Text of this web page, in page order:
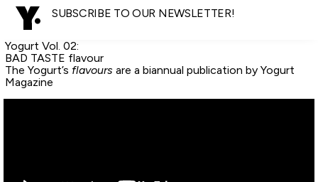
SUBSCRIBE TO OUR NEWSLETTER!
Yogurt Vol. 02:
BAD TASTE flavour
The Yogurt’s flavours are a biannual publication by Yogurt
Magazine